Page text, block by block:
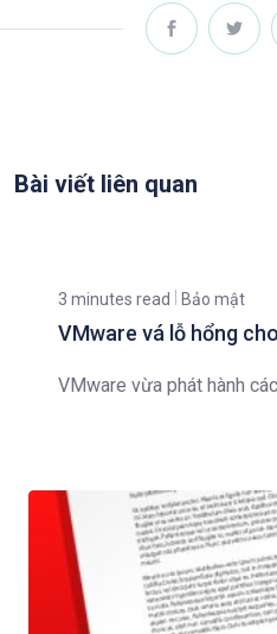
Bài viết liên quan
3 minutes read Bảo mật
VMware vá lỗ hổng
VMware vừa phát hành